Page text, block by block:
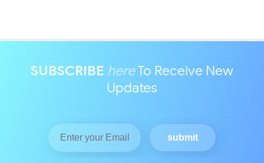
SUBSCRIBE hereTo Receive New
Updates